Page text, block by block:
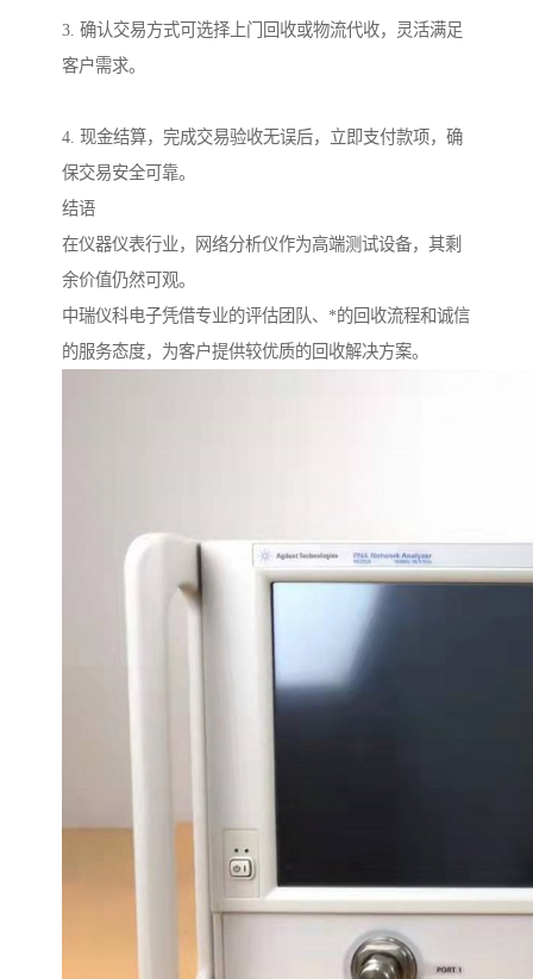
3. 确认交易方式可选择上门回收或物流代收，灵活满足
客户需求。
4. 现金结算，完成交易验收无误后，立即支付款项，确
保交易安全可靠。
结语
在仪器仪表行业，网络分析仪作为高端测试设备，其剩
余价值仍然可观。
中瑞仪科电子凭借专业的评估团队、*的回收流程和诚信
的服务态度，为客户提供较优质的回收解决方案。